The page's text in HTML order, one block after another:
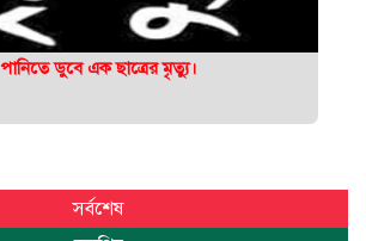
পানিতে ডুবে এক ছাত্রের মৃত্যু।
সর্বশেষ